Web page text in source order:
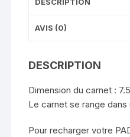
DESCRIPTION
AVIS (0)
DESCRIPTION
Dimension du carnet :
Le carnet se range
Pour recharger votre